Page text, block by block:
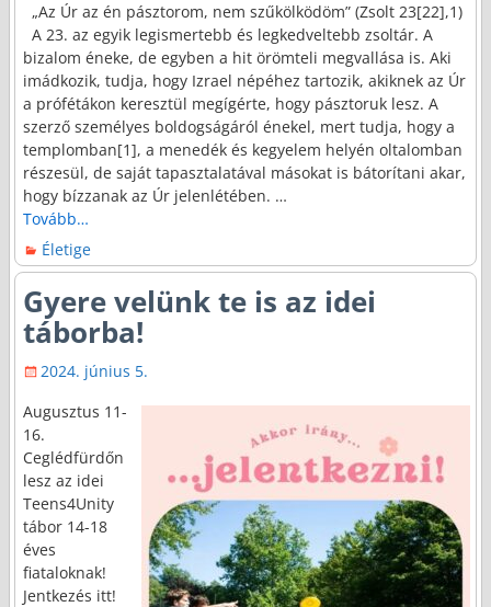
„Az Úr az én pásztorom, nem szűkölködöm” (Zsolt 23[22],1)
A 23. az egyik legismertebb és legkedveltebb zsoltár. A
bizalom éneke, de egyben a hit örömteli megvallása is. Aki
imádkozik, tudja, hogy Izrael népéhez tartozik, akiknek az Úr
a prófétákon keresztül megígérte, hogy pásztoruk lesz. A
szerző személyes boldogságáról énekel, mert tudja, hogy a
templomban[1], a menedék és kegyelem helyén oltalomban
részesül, de saját tapasztalatával másokat is bátorítani akar,
hogy bízzanak az Úr jelenlétében. …
Tovább…
Életige
Gyere velünk te is az idei
táborba!
2024. június 5.
Augusztus 11-
16.
Ceglédfürdőn
lesz az idei
Teens4Unity
tábor 14-18
éves
fiataloknak!
Jentkezés itt!